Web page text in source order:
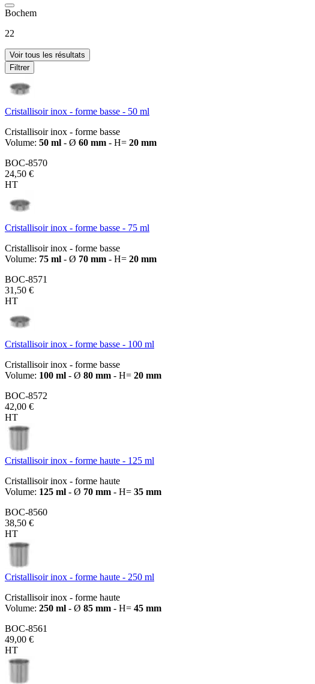
Bochem
22
Voir tous les résultats
Filtrer
Cristallisoir inox - forme basse - 50 ml
Cristallisoir inox - forme basse
Volume: 50 ml - Ø 60 mm - H= 20 mm
BOC-8570
24,50 €
HT
Cristallisoir inox - forme basse - 75 ml
Cristallisoir inox - forme basse
Volume: 75 ml - Ø 70 mm - H= 20 mm
BOC-8571
31,50 €
HT
Cristallisoir inox - forme basse - 100 ml
Cristallisoir inox - forme basse
Volume: 100 ml - Ø 80 mm - H= 20 mm
BOC-8572
42,00 €
HT
Cristallisoir inox - forme haute - 125 ml
Cristallisoir inox - forme haute
Volume: 125 ml - Ø 70 mm - H= 35 mm
BOC-8560
38,50 €
HT
Cristallisoir inox - forme haute - 250 ml
Cristallisoir inox - forme haute
Volume: 250 ml - Ø 85 mm - H= 45 mm
BOC-8561
49,00 €
HT